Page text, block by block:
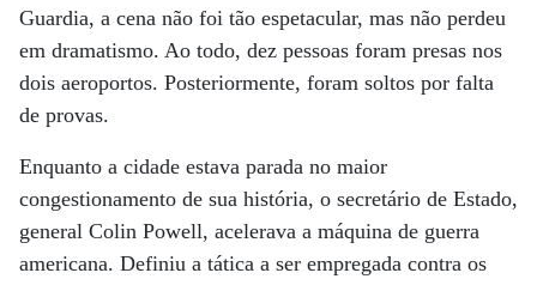
Guardia, a cena não foi tão espetacular, mas não perdeu
em dramatismo. Ao todo, dez pessoas foram presas nos
dois aeroportos. Posteriormente, foram soltos por falta
de provas.
Enquanto a cidade estava parada no maior
congestionamento de sua história, o secretário de Estado,
general Colin Powell, acelerava a máquina de guerra
americana. Definiu a tática a ser empregada contra os